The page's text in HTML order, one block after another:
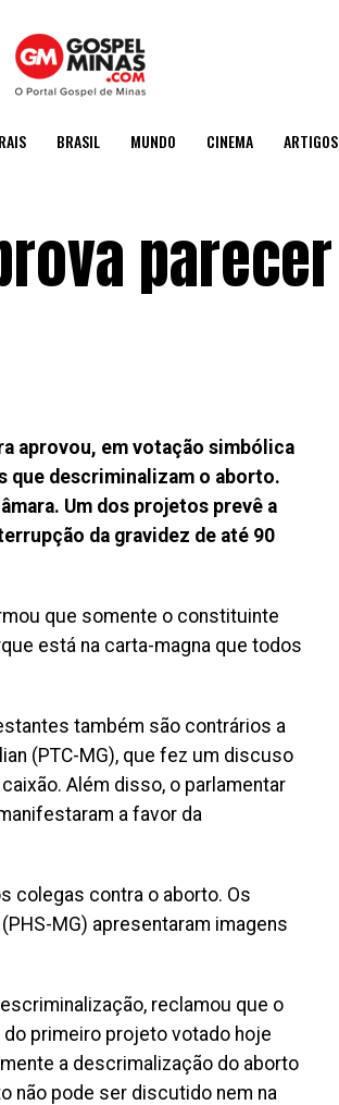
BRASIL MUNDO CINEMA ARTIGOS
parecer
aprovou, em votação simbólica
que descriminalizam o aborto.
Um dos projetos prevê a
da gravidez de até 90
que somente o constituinte
está na carta-magna que todos
também são contrários a
(PTC-MG), que fez um discuso
Além disso, o parlamentar
a favor da
colegas contra o aborto. Os
MG) apresentaram imagens
reclamou que o
primeiro projeto votado hoje
a descrimalização do aborto
não pode ser discutido nem na